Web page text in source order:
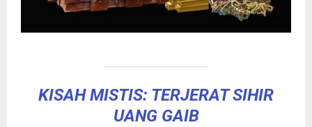
KISAH MISTIS: TERJERAT SIHIR
UANG GAIB